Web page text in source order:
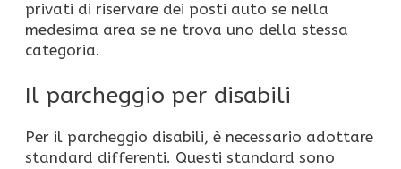
privati di riservare dei posti auto se nella
medesima area se ne trova uno della stessa
categoria.
Il parcheggio per disabili
Per il parcheggio disabili, è necessario adottare
standard differenti. Questi standard sono